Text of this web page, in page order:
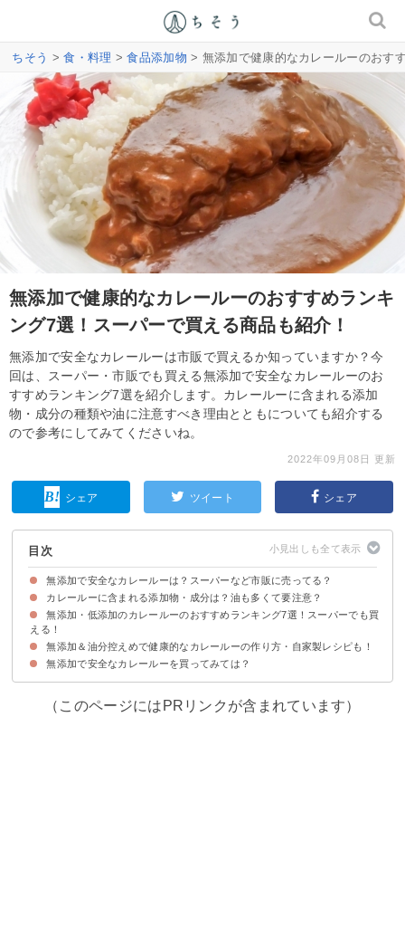
ちそう >食・料理 >食品添加物 > 無添加で健康的なカレールーのおす
無添加で健康的なカレールーのおすすめランキ
ング7選！スーパーで買える商品も紹介！
無添加で安全なカレールーは市販で買えるか知っていますか？今
回は、スーパー・市販でも買える無添加で安全なカレールーのお
すすめランキング7選を紹介します。カレールーに含まれる添加
物・成分の種類や油に注意すべき理由とともについても紹介する
ので参考にしてみてくださいね。
2022年09月08日 更新
シェア ツイート シェア
目次
無添加で安全なカレールーは？スーパーなど市販に売ってる？
カレールーに含まれる添加物・成分は？油も多くて要注意？
添加物/成分①油
添加物/成分②調味料（アミノ酸）
添加物/成分③カラメル色素
無添加・低添加のカレールーのおすすめランキング7選！スーパーでも買
える！
7位：オラッチェ カレールウ 中辛｜フルーツバスケット
6位：ベジテ (Vegete)｜シエル・ブルー
5位：ホテル用カレールー｜すぴなっつおら
4位：オーサワ スパイス香るカレールウ 中辛|オーサワ
3位：ファインカレーフレーク｜フードスナガ
2位：カレーの壺｜第3世界ショップ
1位：おうちでホッとカレールー｜成城石井
無添加＆油分控えめで健康的なカレールーの作り方・自家製レシピも！
材料
作り方・手順
無添加で安全なカレールーを買ってみては？
（このページにはPRリンクが含まれています）